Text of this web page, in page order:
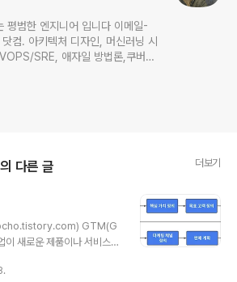
평범한 엔지니어 입니다 이메일-
컴. 아키텍처 디자인, 머신러닝 시
SRE, 애자일 방법론,쿠버네
. Linkedin :
in/terrycho75/
의 다른 글 더보기
GTM(G
새로운 제품이나 서비스를
및 개발, 판매 및 마케팅 방법